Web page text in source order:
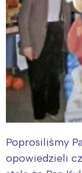
Poprosiliśmy
opowiedzieli